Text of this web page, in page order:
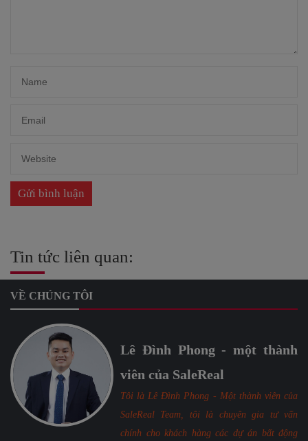
Tin tức liên quan:
VỀ CHÚNG TÔI
Lê Đình Phong - một thành
viên của SaleReal
Tôi là Lê Đình Phong - Một thành viên của
SaleReal Team, tôi là chuyên gia tư vấn
chính cho khách hàng các dự án bất động